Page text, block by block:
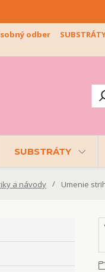
odber
SUBSTRÁTY
a návody Umenie